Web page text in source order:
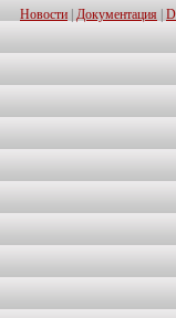
Новости Документация